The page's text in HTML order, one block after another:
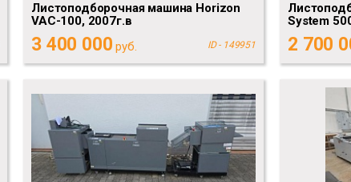
Листоподборочная машина Horizon
VAC-100, 2007г.в
3 400 000 руб. ID - 149951
System
2 700